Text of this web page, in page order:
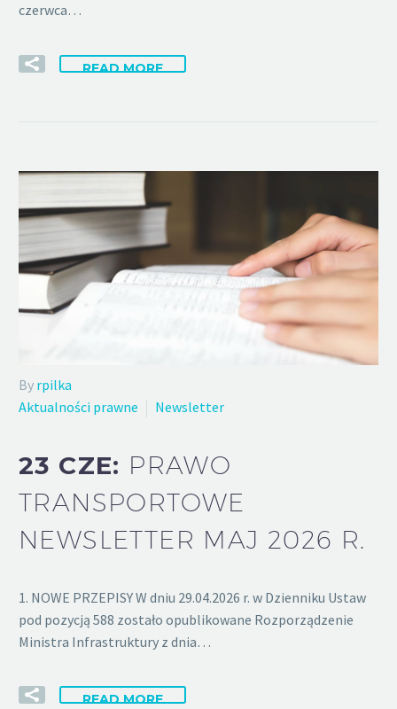
czerwca…
READ MORE
By rpilka
Aktualności prawne
Newsletter
23 CZE: PRAWO
TRANSPORTOWE
NEWSLETTER MAJ 2026 R.
1. NOWE PRZEPISY W dniu 29.04.2026 r. w Dzienniku Ustaw
pod pozycją 588 zostało opublikowane Rozporządzenie
Ministra Infrastruktury z dnia…
READ MORE